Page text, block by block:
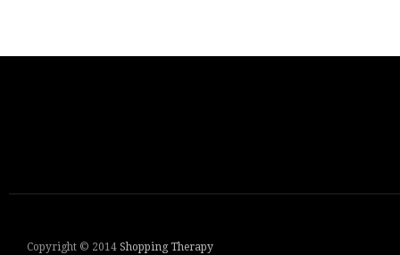
Copyright © 2014 Shopping Therapy